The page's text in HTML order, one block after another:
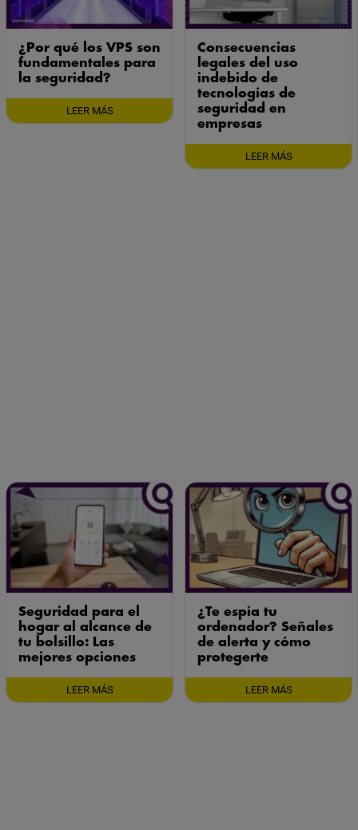
¿Por qué los VPS son
fundamentales para
la seguridad?
LEER MÁS
Consecuencias
legales del uso
indebido de
tecnologías de
seguridad en
empresas
LEER MÁS
Seguridad para el
hogar al alcance de
tu bolsillo: Las
mejores opciones
LEER MÁS
¿Te espía tu
ordenador? Señales
de alerta y cómo
protegerte
LEER MÁS